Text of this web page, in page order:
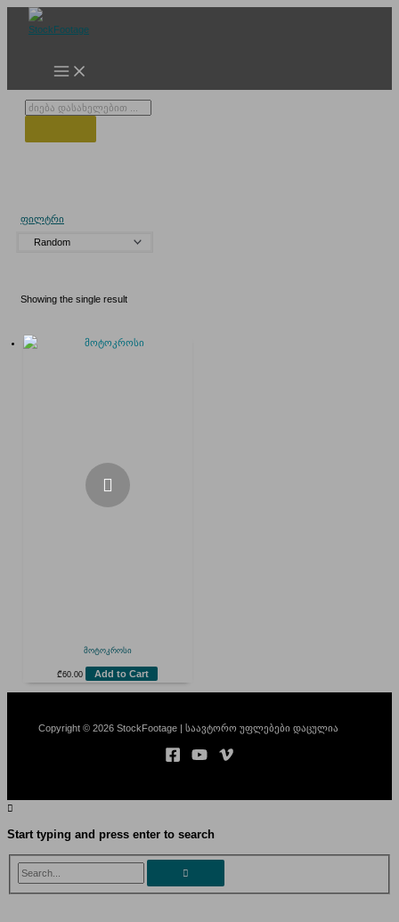
Products
ფილტრი
Showing the single result
მოტოკროსი
₾60.00 Add to Cart
Copyright © 2026 StockFootage | საავტორო უფლებები დაცულია
Start typing and press enter to search
Search...